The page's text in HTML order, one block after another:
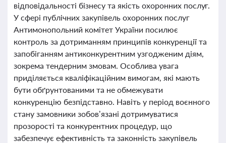
відповідальності бізнесу та якість охоронних послуг.
У сфері публічних закупівель охоронних послуг
Антимонопольний комітет України посилює
контроль за дотриманням принципів конкуренції та
запобіганням антиконкурентним узгодженим діям,
зокрема тендерним змовам. Особлива увага
приділяється кваліфікаційним вимогам, які мають
бути обґрунтованими та не обмежувати
конкуренцію безпідставно. Навіть у період воєнного
стану замовники зобов’язані дотримуватися
прозорості та конкурентних процедур, що
забезпечує ефективність та законність закупівель